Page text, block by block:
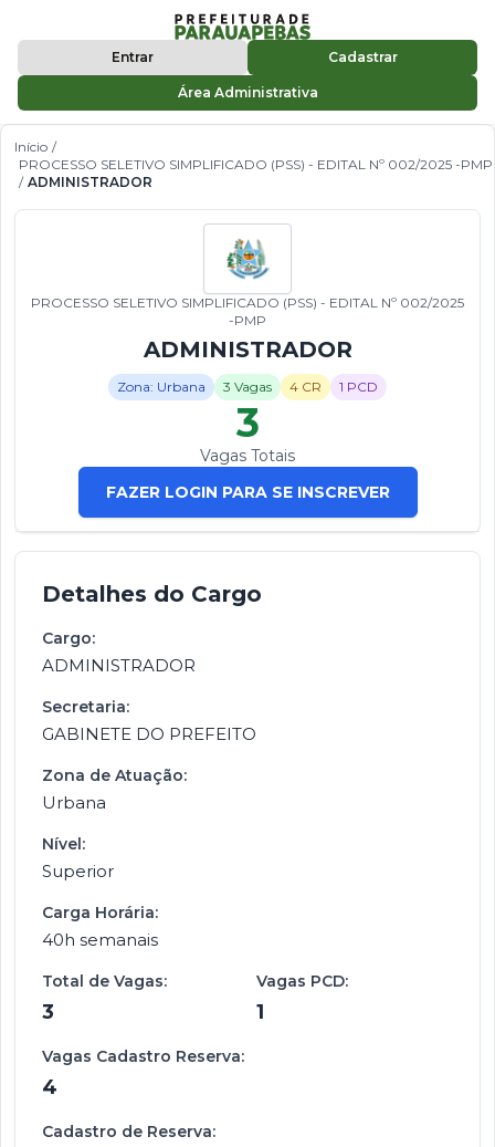
Entrar Cadastrar
Área Administrativa
Início /
PROCESSO SELETIVO SIMPLIFICADO (PSS) - EDITAL Nº 002/2025 -PMP
/ ADMINISTRADOR
PROCESSO SELETIVO SIMPLIFICADO (PSS) - EDITAL Nº 002/2025
-PMP
ADMINISTRADOR
Zona: Urbana 3 Vagas 4 CR 1 PCD
3
Vagas Totais
FAZER LOGIN PARA SE INSCREVER
Detalhes do Cargo
Cargo:
ADMINISTRADOR
Secretaria:
GABINETE DO PREFEITO
Zona de Atuação:
Urbana
Nível:
Superior
Carga Horária:
40h semanais
Total de Vagas:
3
Vagas PCD:
1
Vagas Cadastro Reserva:
4
Cadastro de Reserva: